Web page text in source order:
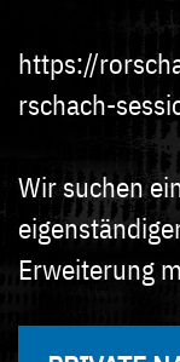
https://
rschach-
Wir suchen
Erweiterung